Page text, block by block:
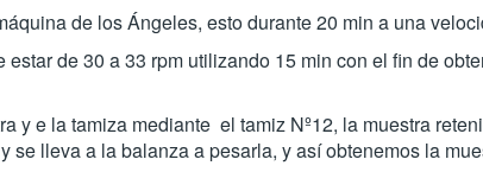
de los Ángeles, esto durante 20 min a una
de 30 a 33 rpm utilizando 15 min con el fin de
y e la tamiza mediante el tamiz Nº12, la muestra
se lleva a la balanza a pesarla, y así obtenemos la